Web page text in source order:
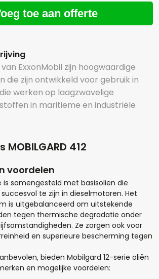
toe aan offerte
ExxonMobil zijn hoogwaardige
die zijn ontwikkeld voor gebruik in
werken op laagzwavelige
in maritieme en industriële
412
voordelen
is samengesteld met basisoliën die
te zijn in dieselmotoren. Het
is uitgebalanceerd om uitstekende
tegen thermische degradatie onder
Ze zorgen ook voor
en superieure bescherming tegen
bieden Mobilgard 12-serie oliën
en mogelijke voordelen: